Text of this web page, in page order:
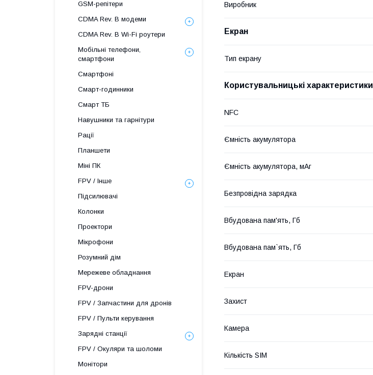
Виробник
Екран
Тип екрану
Користувальницькі характеристики
NFC
Ємність акумулятора
Ємність акумулятора, мАг
Безпровідна зарядка
Вбудована пам'ять, Гб
Вбудована пам`ять, Гб
Екран
Захист
Камера
Кількість SIM
GSM-репітери
CDMA Rev. B модеми
CDMA Rev. B Wi-Fi роутери
Мобільні телефони,
смартфони
Смартфоні
Смарт-годинники
Смарт ТБ
Навушники та гарнітури
Рації
Планшети
Міні ПК
FPV / Інше
Підсилювачі
Колонки
Проектори
Мікрофони
Розумний дім
Мережеве обладнання
FPV-дрони
FPV / Запчастини для дронів
FPV / Пульти керування
Зарядні станції
FPV / Окуляри та шоломи
Монітори